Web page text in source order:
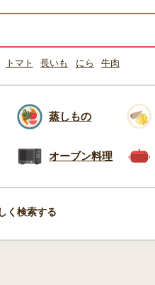
トマト 長いも にら 牛肉
蒸しもの
オーブン料理
く検索する